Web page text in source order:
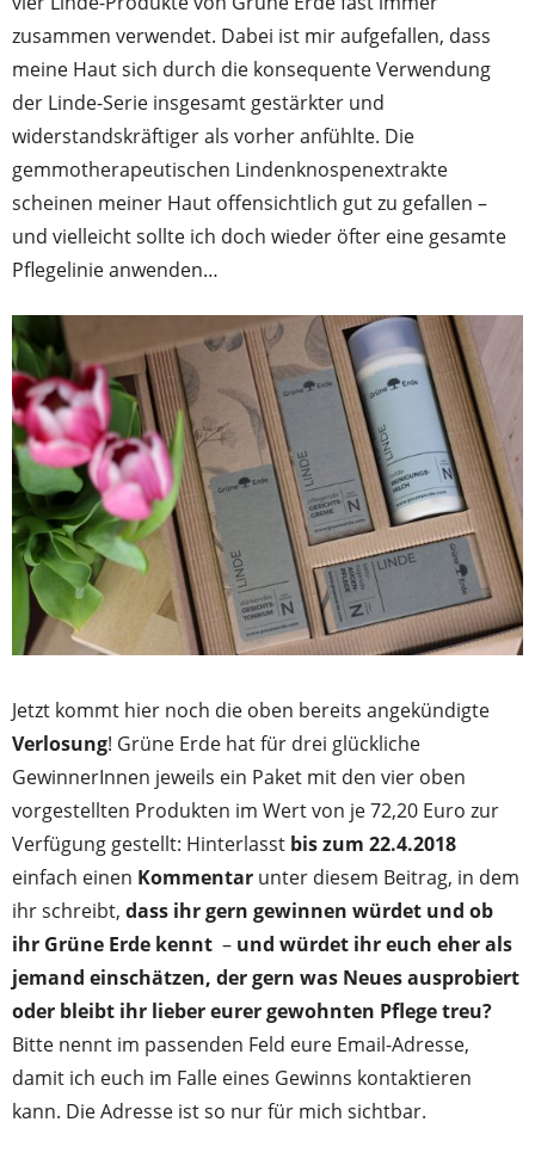
zusammen verwendet. Dabei ist mir aufgefallen, dass
meine Haut sich durch die konsequente Verwendung
der Linde-Serie insgesamt gestärkter und
widerstandskräftiger als vorher anfühlte. Die
gemmotherapeutischen Lindenknospenextrakte
scheinen meiner Haut offensichtlich gut zu gefallen –
und vielleicht sollte ich doch wieder öfter eine gesamte
Pflegelinie anwenden…
Jetzt kommt hier noch die oben bereits angekündigte
Verlosung! Grüne Erde hat für drei glückliche
GewinnerInnen jeweils ein Paket mit den vier oben
vorgestellten Produkten im Wert von je 72,20 Euro zur
Verfügung gestellt: Hinterlasst bis zum 22.4.2018
einfach einen Kommentar unter diesem Beitrag, in dem
ihr schreibt, dass ihr gern gewinnen würdet und ob
ihr Grüne Erde kennt – und würdet ihr euch eher als
jemand einschätzen, der gern was Neues ausprobiert
oder bleibt ihr lieber eurer gewohnten Pflege treu?
Bitte nennt im passenden Feld eure Email-Adresse,
damit ich euch im Falle eines Gewinns kontaktieren
kann. Die Adresse ist so nur für mich sichtbar.